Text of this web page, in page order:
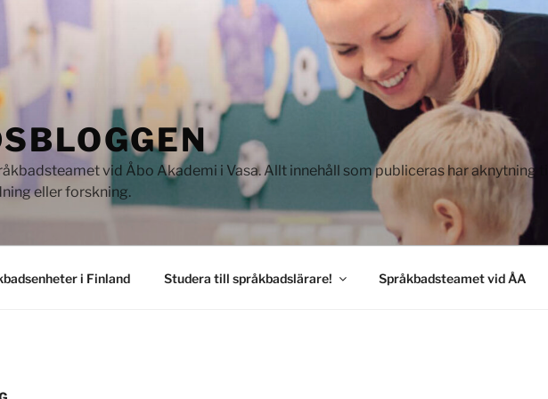
vid Åbo Akademi i Vasa. Allt innehåll som publiceras har aknytning till
eller forskning.
i Finland Studera till språkbadslärare! Språkbadsteamet vid ÅA